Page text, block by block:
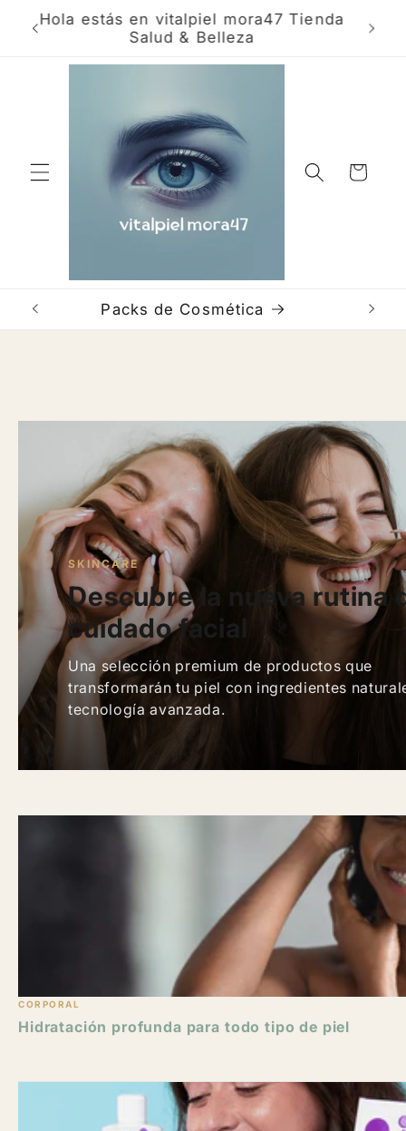
Skip to
content
Hola estás en vitalpiel mora47 Tienda
Salud & Belleza
Cart
Packs de Cosmética
SKINCARE
Descubre la nueva rutina
cuidado facial
Una selección premium de productos que
transformarán tu piel con ingredientes
tecnología avanzada.
CORPORAL
Hidratación profunda para todo tipo de piel